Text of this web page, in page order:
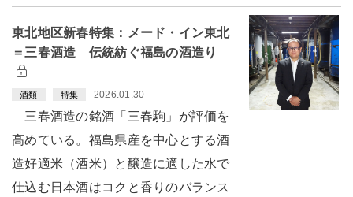
東北地区新春特集：メード・イン東北
＝三春酒造 伝統紡ぐ福島の酒造り
酒類 特集 2026.01.30
三春酒造の銘酒「三春駒」が評価を
高めている。福島県産を中心とする酒
造好適米（酒米）と醸造に適した水で
仕込む日本酒はコクと香りのバランス